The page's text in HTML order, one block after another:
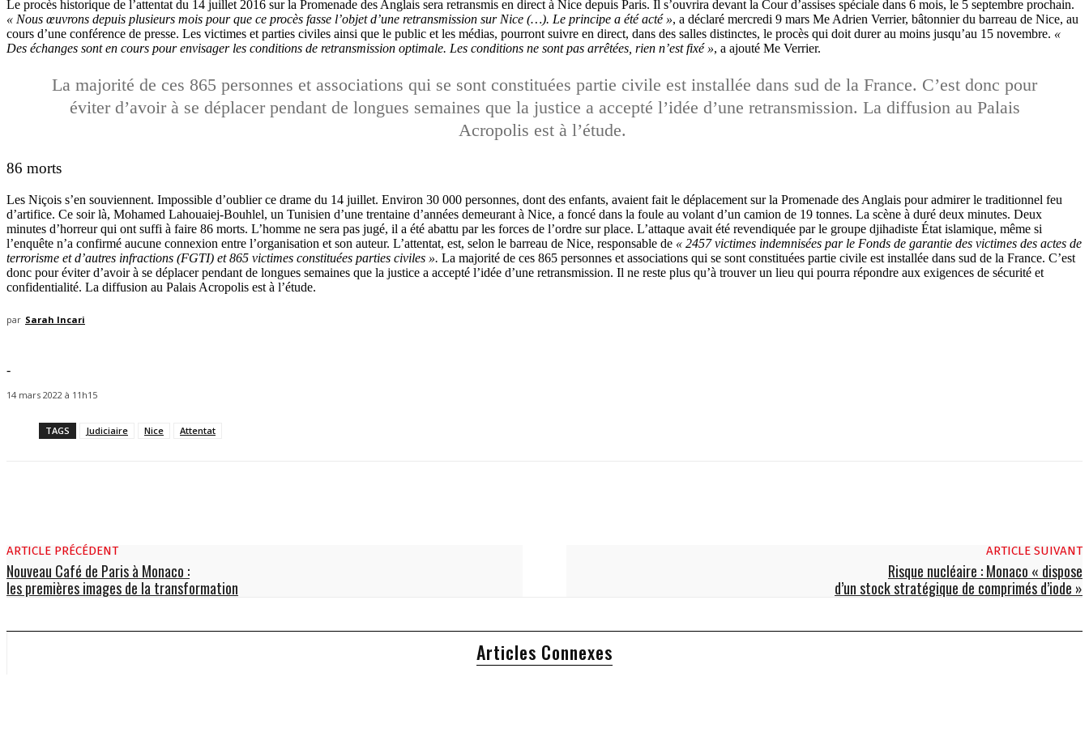
Le procès historique de l’attentat du 14 juillet 2016 sur la Promenade des Anglais sera retransmis en direct à Nice depuis Paris. Il s’ouvrira devant la Cour d’assises spéciale dans 6 mois, le 5 septembre prochain.
« Nous œuvrons depuis plusieurs mois pour que ce procès fasse l’objet d’une retransmission sur Nice (…). Le principe a été acté », a déclaré mercredi 9 mars Me Adrien Verrier, bâtonnier du barreau de Nice, au
cours d’une conférence de presse. Les victimes et parties civiles ainsi que le public et les médias, pourront suivre en direct, dans des salles distinctes, le procès qui doit durer au moins jusqu’au 15 novembre. «
Des échanges sont en cours pour envisager les conditions de retransmission optimale. Les conditions ne sont pas arrêtées, rien n’est fixé », a ajouté Me Verrier.
La majorité de ces 865 personnes et associations qui se sont constituées partie civile est installée dans sud de la France. C’est donc pour
éviter d’avoir à se déplacer pendant de longues semaines que la justice a accepté l’idée d’une retransmission. La diffusion au Palais
Acropolis est à l’étude.
86 morts
Les Niçois s’en souviennent. Impossible d’oublier ce drame du 14 juillet. Environ 30 000 personnes, dont des enfants, avaient fait le déplacement sur la Promenade des Anglais pour admirer le traditionnel feu
d’artifice. Ce soir là, Mohamed Lahouaiej-Bouhlel, un Tunisien d’une trentaine d’années demeurant à Nice, a foncé dans la foule au volant d’un camion de 19 tonnes. La scène à duré deux minutes. Deux
minutes d’horreur qui ont suffi à faire 86 morts. L’homme ne sera pas jugé, il a été abattu par les forces de l’ordre sur place. L’attaque avait été revendiquée par le groupe djihadiste État islamique, même si
l’enquête n’a confirmé aucune connexion entre l’organisation et son auteur. L’attentat, est, selon le barreau de Nice, responsable de « 2457 victimes indemnisées par le Fonds de garantie des victimes des actes de
terrorisme et d’autres infractions (FGTI) et 865 victimes constituées parties civiles ». La majorité de ces 865 personnes et associations qui se sont constituées partie civile est installée dans sud de la France. C’est
donc pour éviter d’avoir à se déplacer pendant de longues semaines que la justice a accepté l’idée d’une retransmission. Il ne reste plus qu’à trouver un lieu qui pourra répondre aux exigences de sécurité et
confidentialité. La diffusion au Palais Acropolis est à l’étude.
par Sarah Incari
-
14 mars 2022 à 11h15
TAGS Judiciaire Nice Attentat
ARTICLE PRÉCÉDENT
Nouveau Café de Paris à Monaco :
les premières images de la transformation
ARTICLE SUIVANT
Risque nucléaire : Monaco « dispose
d’un stock stratégique de comprimés d’iode »
Articles Connexes